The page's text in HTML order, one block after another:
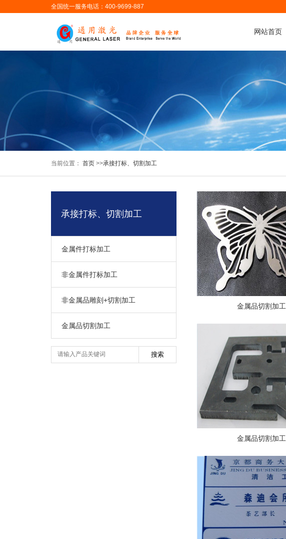
全国统一服务电话：400-9699-887
网站首页
当前位置： 首页 >>承接打标、切割加工
承接打标、切割加工
金属件打标加工
非金属件打标加工
非金属品雕刻+切割加工
金属品切割加工
搜索
金属品切割加工
金属品切割加工